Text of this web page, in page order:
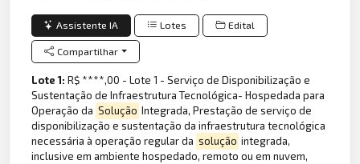
Assistente IA Lotes Edital
Compartilhar
Lote 1:R$ ****,00 - Lote 1 - Serviço de Disponibilização e
Sustentação de Infraestrutura Tecnológica- Hospedada para
Operação da Solução Integrada, Prestação de serviço de
disponibilização e sustentação da infraestrutura tecnológica
necessária à operação regular da solução integrada,
inclusive em ambiente hospedado, remoto ou em nuvem,